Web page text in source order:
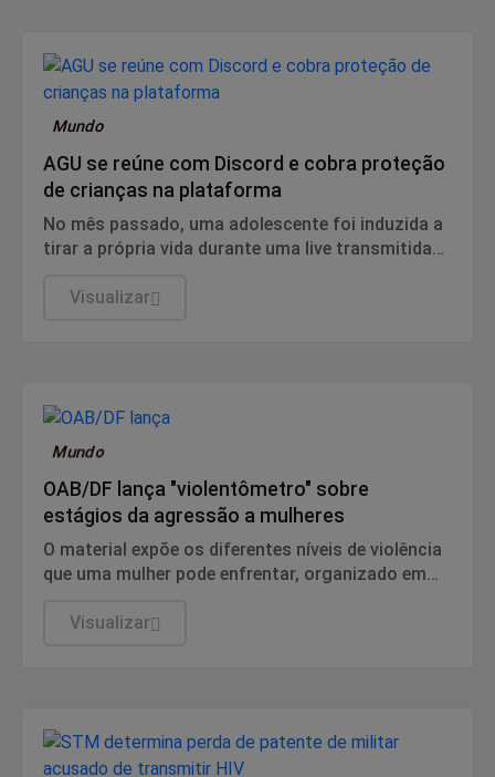
Mundo
AGU se reúne com Discord e cobra proteção
de crianças na plataforma
No mês passado, uma adolescente foi induzida a
tirar a própria vida durante uma live transmitida
Visualizar
Mundo
OAB/DF lança "violentômetro" sobre
estágios da agressão a mulheres
O material expõe os diferentes níveis de violência
que uma mulher pode enfrentar, organizado em
"Fuja".
Visualizar